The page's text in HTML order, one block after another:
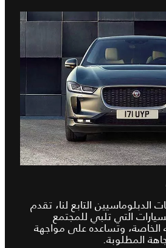
الدبلوماسيين التابع لنا، تقدم
التي تلبي للمجتمع
الخاصة، وتساعده على مواجهة
المطلوبة.